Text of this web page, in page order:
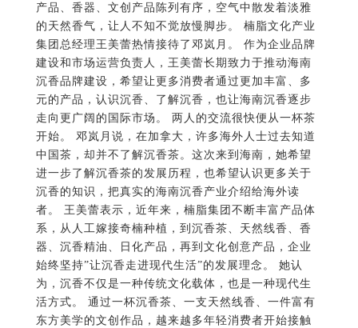
产品、香器、文创产品陈列有序，空气中散发着淡雅
的天然香气，让人不知不觉放慢脚步。 楠脂文化产业
集团总经理王美蕾热情接待了邓岚月。 作为企业品牌
建设和市场运营负责人，王美蕾长期致力于推动海南
沉香品牌建设，希望让更多消费者通过更加丰富、多
元的产品，认识沉香、了解沉香，也让海南沉香逐步
走向更广阔的国际市场。 两人的交流很快便从一杯茶
开始。 邓岚月说，在加拿大，许多海外人士过去知道
中国茶，却并不了解沉香茶。这次来到海南，她希望
进一步了解沉香茶的发展历程，也希望认识更多关于
沉香的知识，把真实的海南沉香产业介绍给海外读
者。 王美蕾表示，近年来，楠脂集团不断丰富产品体
系，从人工嫁接奇楠种植，到沉香茶、天然线香、香
器、沉香精油、日化产品，再到文化创意产品，企业
始终坚持”让沉香走进现代生活”的发展理念。 她认
为，沉香不仅是一种传统文化载体，也是一种现代生
活方式。 通过一杯沉香茶、一支天然线香、一件富有
东方美学的文创作品，越来越多年轻消费者开始接触